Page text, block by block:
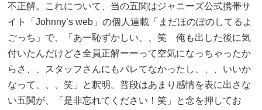
不正解。これについて、当の五関はジャニーズ公式携帯サ
イト「Johnny’s web」の個人連載「まだほのぼのしてるよ
ごっち」で、「あー恥ずかしい、、笑 俺も出した後に気
付いたんだけどさ全員正解ーーって空気になっちゃったか
らさ、、スタッフさんにもバレてなかったし、、、いいか
なって、、、笑」と釈明。普段はあまり感情を表に出さな
い五関が、「是非忘れてください！笑」と念を押してお